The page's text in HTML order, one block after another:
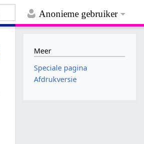
Anonieme gebruiker
Meer
Speciale pagina
Afdrukversie